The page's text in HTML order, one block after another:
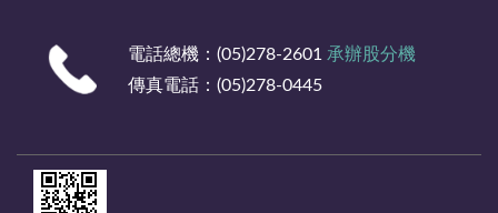
電話總機：(05)278-2601 承辦股分機
傳真電話：(05)278-0445